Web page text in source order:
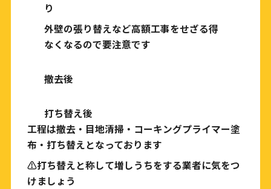
り
外壁の張り替えなど高額工事をせざる得
なくなるので要注意です
撤去後
打ち替え後
工程は撤去・目地清掃・コーキングプライマー塗
布・打ち替えとなっております
⚠︎打ち替えと称して増しうちをする業者に気をつ
けましょう